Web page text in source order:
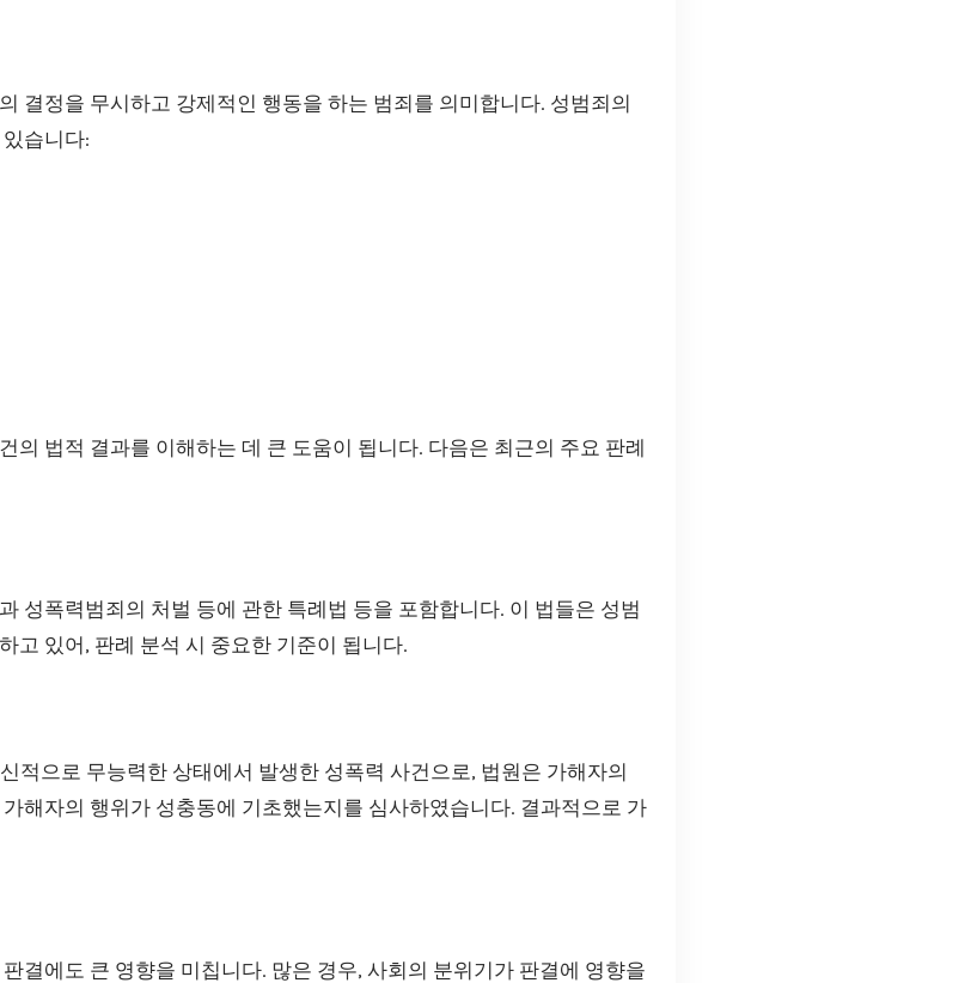
결정을 무시하고 강제적인 행동을 하는 범죄를 의미합니다. 성범죄의
습니다:
의 법적 결과를 이해하는 데 큰 도움이 됩니다. 다음은 최근의 주요 판례
성폭력범죄의 처벌 등에 관한 특례법 등을 포함합니다. 이 법들은 성범
고 있어, 판례 분석 시 중요한 기준이 됩니다.
적으로 무능력한 상태에서 발생한 성폭력 사건으로, 법원은 가해자의
해자의 행위가 성충동에 기초했는지를 심사하였습니다. 결과적으로 가
결에도 큰 영향을 미칩니다. 많은 경우, 사회의 분위기가 판결에 영향을